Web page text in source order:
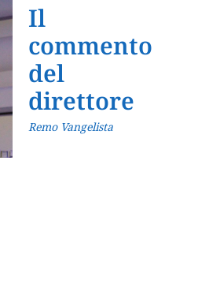
Il
commento
del
direttore
Remo Vangelista